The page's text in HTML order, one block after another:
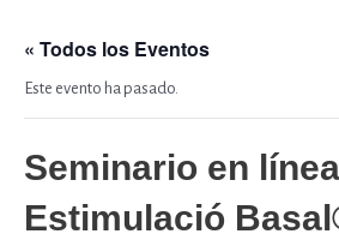
« Todos los Eventos
Este evento ha pasado.
Seminario en
Estimulació